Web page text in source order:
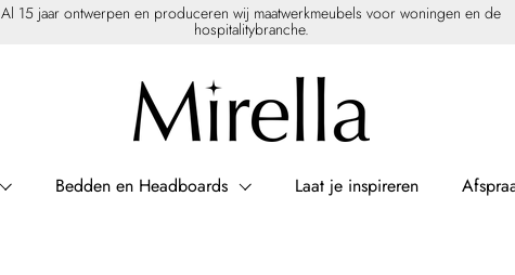
Al 15 jaar ontwerpen en produceren wij maatwerkmeubels voor woningen en de
hospitalitybranche.
Bedden en Headboards Laat je inspireren